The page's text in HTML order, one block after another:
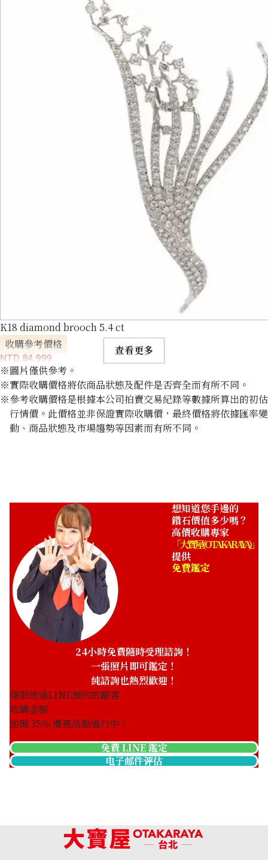
K18 diamond brooch 5.4 ct
收購參考價格
NTD 84,999
查看更多
※圖片僅供參考。
※實際收購價格將依商品狀態及配件是否齊全而有所不同。
※參考收購價格是根據本公司拍賣交易紀錄等數據所算出的初估
行情價。此價格並非保證實際收購價，最終價格將依據匯率變
動、商品狀態及市場趨勢等因素而有所不同。
想知道您手邊的
鑽石價值多少嗎？
高價收購專家
「大寶屋 (OTAKARAYA)」
提供
免費鑑定
24小時免費隨時受理諮詢！
一張照片即可鑑定！
純諮詢也熱烈歡迎！
僅限透過LINE預約的顧客
收購金額
加碼35% 優惠活動進行中！
免費 LINE 鑑定
电子邮件评估